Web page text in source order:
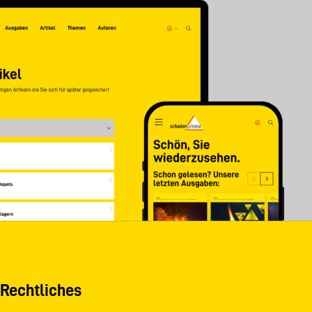
Rechtliches